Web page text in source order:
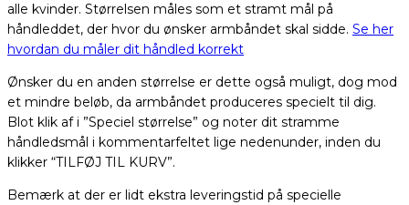
alle kvinder. Størrelsen måles som et stramt mål på
håndleddet, der hvor du ønsker armbåndet skal sidde. Se her
hvordan du måler dit håndled korrekt
Ønsker du en anden størrelse er dette også muligt, dog mod
et mindre beløb, da armbåndet produceres specielt til dig.
Blot klik af i ”Speciel størrelse” og noter dit stramme
håndledsmål i kommentarfeltet lige nedenunder, inden du
klikker “TILFØJ TIL KURV”.
Bemærk at der er lidt ekstra leveringstid på specielle